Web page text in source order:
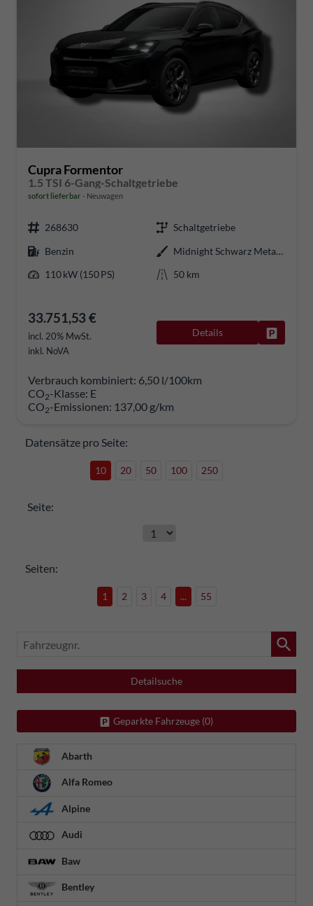
Cupra Formentor
1.5 TSI 6-Gang-Schaltgetriebe
sofort lieferbar Neuwagen
268630
Schaltgetriebe
Benzin
Midnight Schwarz Metallic
110 kW (150 PS)
50 km
33.751,53 €
incl. 20% MwSt.
inkl. NoVA
Details
Verbrauch kombiniert: 6,50 l/100km
CO2-Klasse: E
CO2-Emissionen: 137,00 g/km
Datensätze pro Seite:
10 20 50 100 250
Seite:
Seiten:
1 2 3 4 ... 55
Fahrzeugnr.
Detailsuche
Geparkte Fahrzeuge (0)
Abarth
Alfa Romeo
Alpine
Audi
Baw
Bentley